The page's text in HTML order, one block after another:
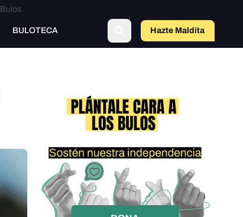
Bulos
BULOTECA Hazte Maldita